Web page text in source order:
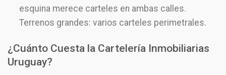
esquina merece carteles en ambas calles.
Terrenos grandes: varios carteles perimetrales.
¿Cuánto Cuesta la Cartelería Inmobiliarias
Uruguay?